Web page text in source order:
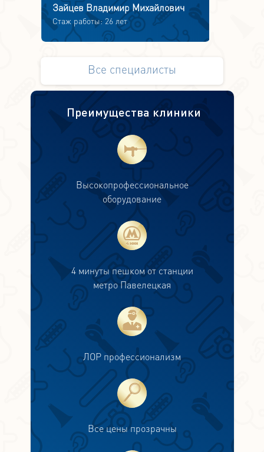
Зайцев Владимир Михайлович
Стаж работы: 26 лет
Все специалисты
Преимущества клиники
Высокопрофессиональное
оборудование
4 минуты пешком от станции
метро Павелецкая
ЛОР профессионализм
Все цены прозрачны